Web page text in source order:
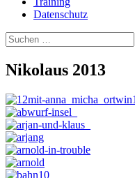
Datenschutz
Suchen
nach:
Nikolaus 2013